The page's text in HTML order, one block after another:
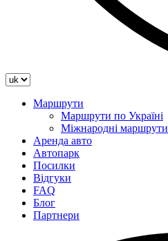
Маршрути
Маршрути по Україні
Міжнародні маршрути
Аренда авто
Автопарк
Посилки
Відгуки
FAQ
Блог
Партнери